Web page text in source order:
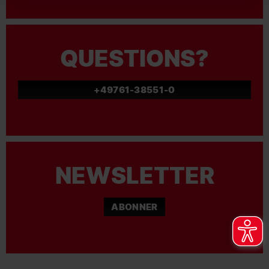
QUESTIONS?
+49761-38551-0
NEWSLETTER
ABONNER